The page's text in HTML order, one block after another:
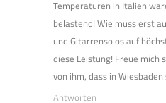
Temperaturen in Italien
belastend! Wie muss erst
und Gitarrensolos auf
diese Leistung! Freue mich
von ihm, dass in
Antworten